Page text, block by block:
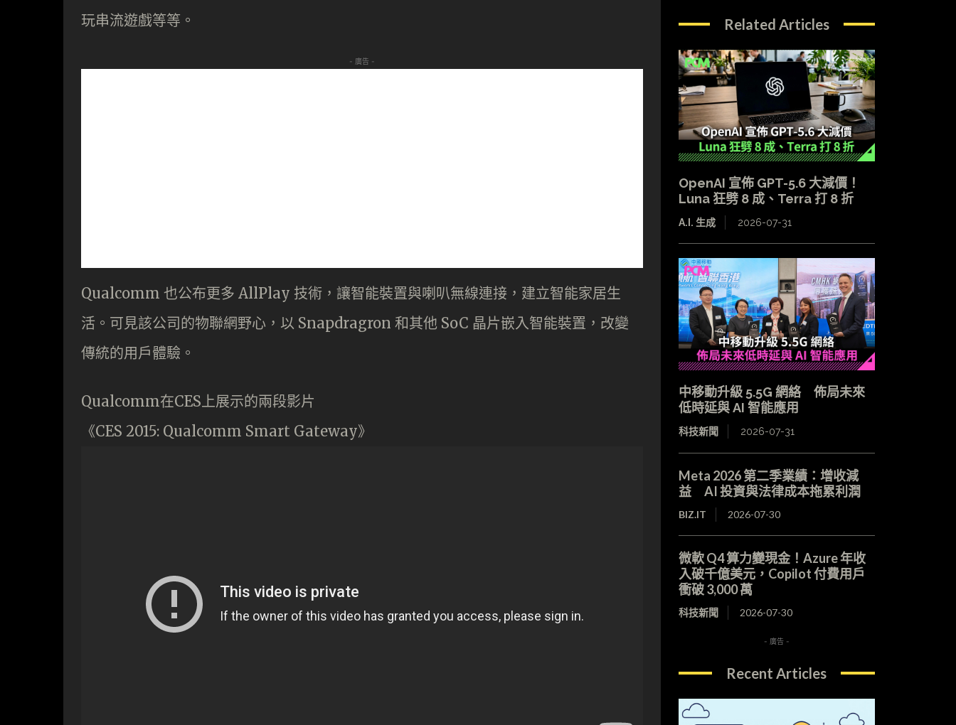
玩串流遊戲等等。
- 廣告 -
Qualcomm 也公布更多 AllPlay 技術，讓智能裝置與喇叭無線連接，建立智能家居生
活。可見該公司的物聯網野心，以 Snapdragron 和其他 SoC 晶片嵌入智能裝置，改變
傳統的用戶體驗。
Qualcomm在CES上展示的兩段影片
《CES 2015: Qualcomm Smart Gateway》
Related Articles
OpenAI 宣佈 GPT-5.6 大減價！
Luna 狂劈 8 成、Terra 打 8 折
A.I. 生成 2026-07-31
中移動升級 5.5G 網絡 佈局未來
低時延與 AI 智能應用
科技新聞 2026-07-31
Meta 2026 第二季業績：增收減
益 AI 投資與法律成本拖累利潤
BIZ.IT 2026-07-30
微軟 Q4 算力變現金！Azure 年收
入破千億美元，Copilot 付費用戶
衝破 3,000 萬
科技新聞 2026-07-30
- 廣告 -
Recent Articles